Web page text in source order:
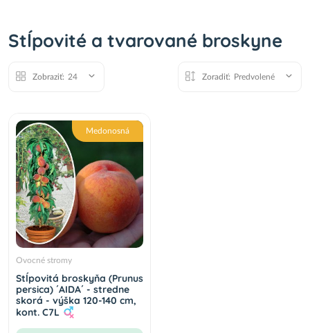
Stĺpovité a tvarované broskyne
Zobraziť: 24 Zoradiť: Predvolené
Medonosná
Ovocné stromy
Stĺpovitá broskyňa (Prunus
persica) ´AIDA´ - stredne
skorá - výška 120-140 cm,
kont. C7L